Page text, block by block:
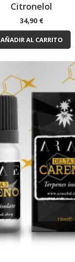
Citronelol
Precio
34,90 €
AÑADIR AL CARRITO